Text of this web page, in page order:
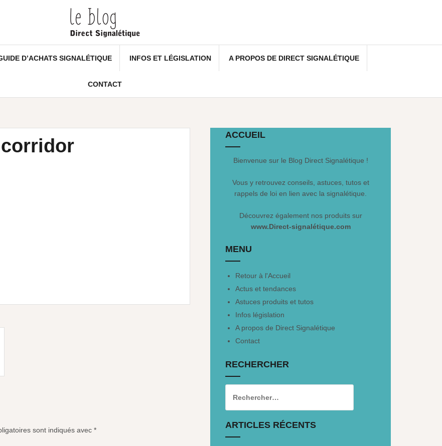
D’ACHATS SIGNALÉTIQUE INFOS ET LÉGISLATION A PROPOS DE DIRECT SIGNALÉTIQUE
CONTACT
sont indiqués avec *
ACCUEIL
Bienvenue sur le Blog Direct Signalétique !
Vous y retrouvez conseils, astuces, tutos et
rappels de loi en lien avec la signalétique.
Découvrez également nos produits sur
www.Direct-signalétique.com
MENU
Retour à l'Accueil
Actus et tendances
Astuces produits et tutos
Infos législation
A propos de Direct Signalétique
Contact
RECHERCHER
ARTICLES RÉCENTS